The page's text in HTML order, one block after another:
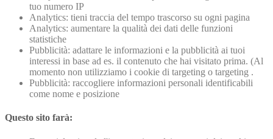
tuo numero IP
Analytics: tieni traccia del tempo trascorso su ogni pagina
Analytics: aumentare la qualità dei dati delle funzioni
statistiche
Pubblicità: adattare le informazioni e la pubblicità ai tuoi
interessi in base ad es. il contenuto che hai visitato prima. (Al
momento non utilizziamo i cookie di targeting o targeting .
Pubblicità: raccogliere informazioni personali identificabili
come nome e posizione
Questo sito farà: